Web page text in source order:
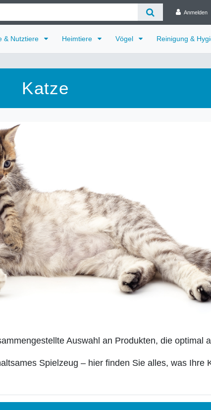
Anmelden
& Nutztiere Heimtiere Vögel Reinigung &
Katze
Auswahl an Produkten, die optimal
Spielzeug – hier finden Sie alles, was Ihre